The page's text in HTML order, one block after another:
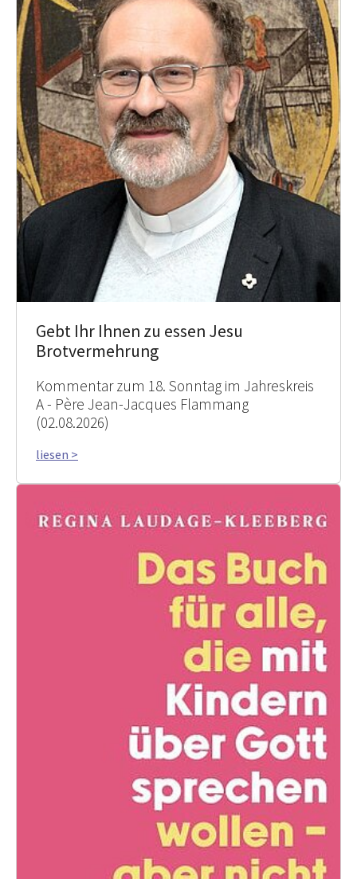
Gebt Ihr Ihnen zu essen Jesu
Brotvermehrung
Kommentar zum 18. Sonntag im Jahreskreis
A - Père Jean-Jacques Flammang
(02.08.2026)
liesen >